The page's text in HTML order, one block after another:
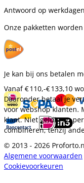
Antwoord op
Onze pakketten
Je kan bij ons betalen
Vanaf€ 110,-€ 133,10
Daaronder betaal je
voor webshop klanten.
klant. Niet geldig op
combineren, tenzij
© 2013 - 2026
Algemene voorwaarden
Cookievoorkeuren